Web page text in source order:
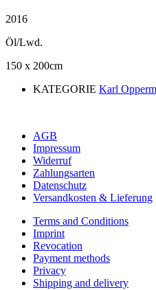
2016
Öl/Lwd.
150 x 200cm
KATEGORIE Karl
AGB
Impressum
Widerruf
Zahlungsarten
Datenschutz
Versandkosten & Lieferung
Terms and Conditions
Imprint
Revocation
Payment methods
Privacy
Shipping and delivery